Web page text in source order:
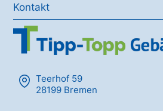
Kontakt
Teerhof 59
28199 Bremen